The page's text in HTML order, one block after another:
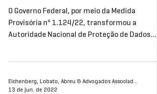
O Governo Federal, por meio da Medida
Provisória nº 1.124/22, transformou a
Autoridade Nacional de Proteção de Dados
Eichenberg, Lobato, Abreu & Advogados Associados
13 de jun. de 2022